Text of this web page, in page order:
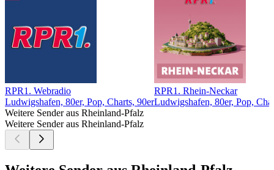
RPR1. Webradio
Ludwigshafen, 80er, Pop, Charts, 90er
RPR1. Rhein-Neckar
Ludwigshafen, 80er, Pop,
Weitere Sender aus Rheinland-Pfalz
Weitere Sender aus Rheinland-Pfalz